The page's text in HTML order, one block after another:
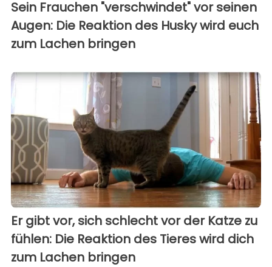
Sein Frauchen "verschwindet" vor seinen
Augen: Die Reaktion des Husky wird euch
zum Lachen bringen
Er gibt vor, sich schlecht vor der Katze zu
fühlen: Die Reaktion des Tieres wird dich
zum Lachen bringen